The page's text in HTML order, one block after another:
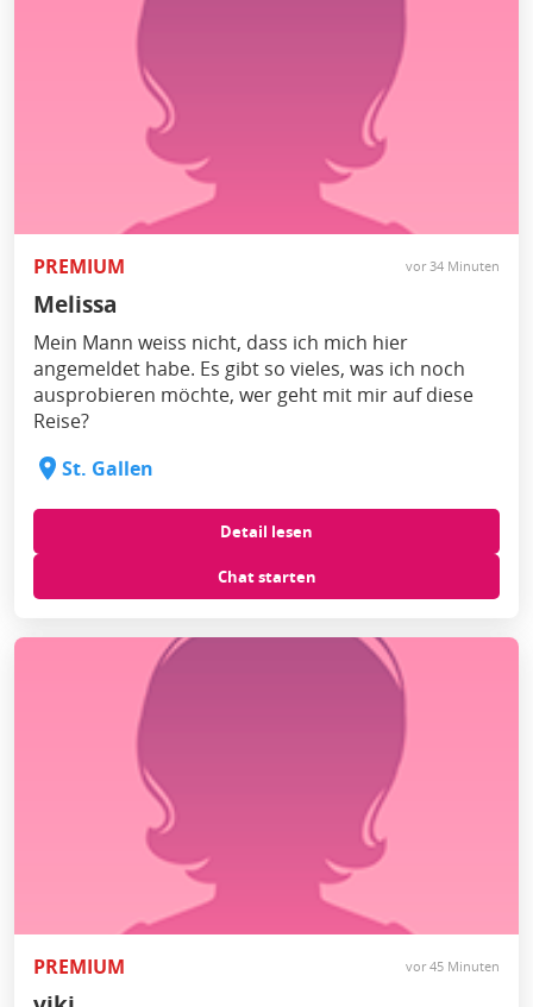
PREMIUM vor 34 Minuten
Melissa
Mein Mann weiss nicht, dass ich mich hier
angemeldet habe. Es gibt so vieles, was ich noch
ausprobieren möchte, wer geht mit mir auf diese
Reise?
St. Gallen
Detail lesen
Chat starten
PREMIUM vor 45 Minuten